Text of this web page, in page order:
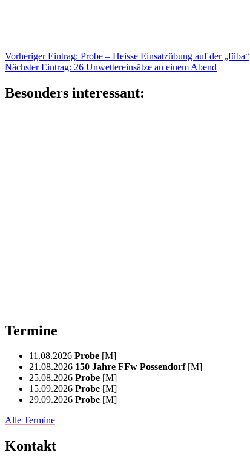
Beitragsnavigation
Vorheriger Eintrag: Vorheriger
Eintrag:
Probe – Heisse Einsatzübung auf der „füba“
Nächster Eintrag: Nächster
26 Unwettereinsätze an einem Abend
Besonders interessant:
Termine
11.08.2026 Probe [M]
21.08.2026 150 Jahre FFw Possendorf [M]
25.08.2026 Probe [M]
15.09.2026 Probe [M]
29.09.2026 Probe [M]
Alle Termine
Kontakt